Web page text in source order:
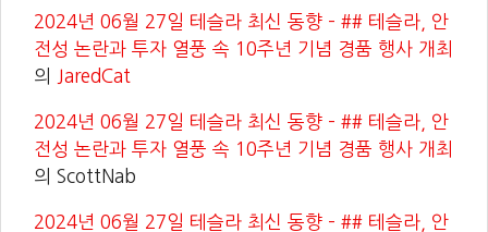
2024년 06월 27일 테슬라 최신 동향 – ## 테슬라, 안
전성 논란과 투자 열풍 속 10주년 기념 경품 행사 개최
의
JaredCat
2024년 06월 27일 테슬라 최신 동향 – ## 테슬라, 안
전성 논란과 투자 열풍 속 10주년 기념 경품 행사 개최
의 ScottNab
2024년 06월 27일 테슬라 최신 동향 – ## 테슬라, 안